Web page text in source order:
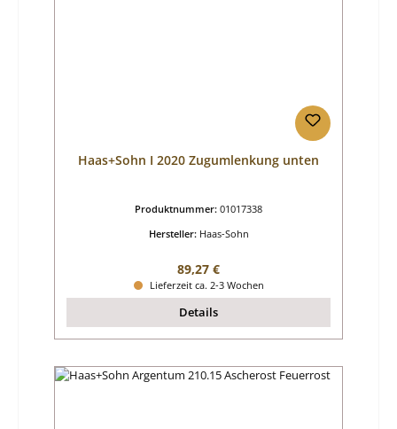
Haas+Sohn I 2020 Zugumlenkung unten
Produktnummer: 01017338
Hersteller: Haas-Sohn
Regulärer Preis:
89,27 €
Lieferzeit ca. 2-3 Wochen
Details